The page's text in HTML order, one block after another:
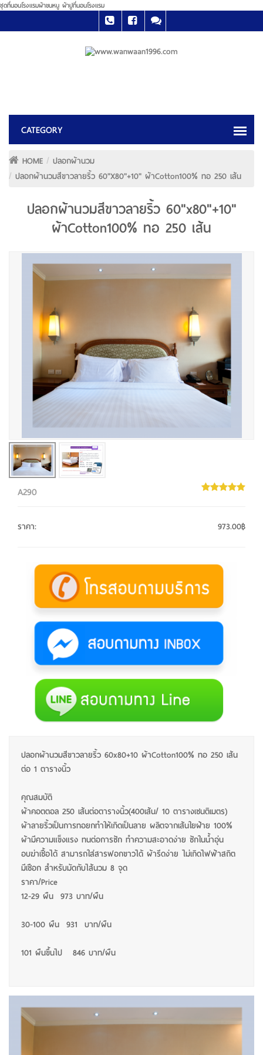
ชุดที่นอนโรงแรมผ้าขนหนู ผ้าปูที่นอนโรงแรม
HOME
ปลอกผ้านวม
ปลอกผ้านวมสีขาวลายริ้ว 60"x80"+10" ผ้าCotton100% ทอ 250 เส้น
ปลอกผ้านวมสีขาวลายริ้ว 60"x80"+10"
ผ้าCotton100% ทอ 250 เส้น
A290
ราคา: 973.00฿
ปลอกผ้านวมสีขาวลายริ้ว 60x80+10 ผ้าCotton100% ทอ 250 เส้น
ต่อ 1 ตารางนิ้ว
คุณสมบัติ
ผ้าคอตตอล 250 เส้นต่อตารางนิ้ว(400เส้น/ 10 ตารางเซนติเมตร)
ผ้าลายริ้วเป็นการทอยกทำให้เกิดเป็นลาย ผลิตจากเส้นใยฝ้าย 100%
ผ้ามีความแข็งแรง ทนต่อการซัก ทำความสะอาดง่าย ซักในน้ำอุ่น
อบฆ่าเชื้อได้ สามารถใส่สารฟอกขาวได้ ผ้ารีดง่าย ไม่เกิดไฟฟ้าสถิต
มีเชือก สำหรับมัดกับไส้นวม 8 จุด
ราคา/Price
12-29 ผืน 973 บาท/ผืน
30-100 ผืน 931 บาท/ผืน
101 ผืนขึ้นไป 846 บาท/ผืน